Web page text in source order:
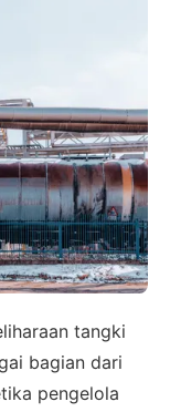
tangki
bagian dari
pengelola
×